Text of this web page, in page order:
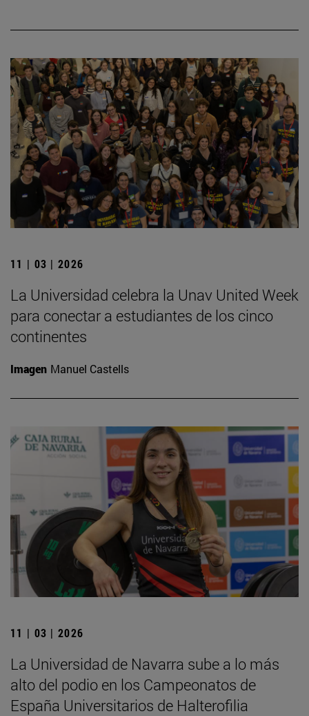
11 | 03 | 2026
La Universidad celebra la Unav United Week
para conectar a estudiantes de los cinco
continentes
Imagen Manuel Castells
11 | 03 | 2026
La Universidad de Navarra sube a lo más
alto del podio en los Campeonatos de
España Universitarios de Halterofilia